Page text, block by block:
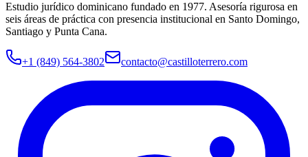
Estudio jurídico dominicano fundado en 1977. Asesoría rigurosa en
seis áreas de práctica con presencia institucional en Santo Domingo,
Santiago y Punta Cana.
+1 (849) 564-3802 contacto@castilloterrero.com